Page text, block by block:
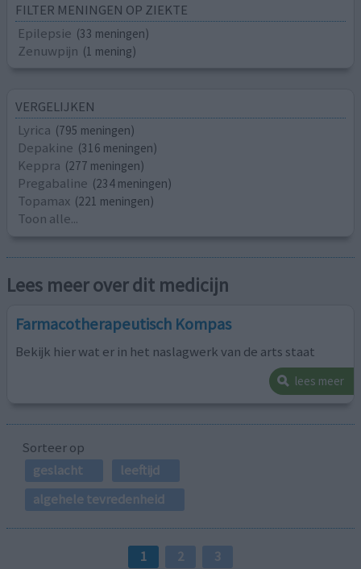
FILTER MENINGEN OP ZIEKTE
Epilepsie (33 meningen)
Zenuwpijn (1 mening)
VERGELIJKEN
Lyrica (795 meningen)
Depakine (316 meningen)
Keppra (277 meningen)
Pregabaline (234 meningen)
Topamax (221 meningen)
Toon alle...
Lees meer over dit medicijn
Farmacotherapeutisch Kompas
Bekijk hier wat er in het naslagwerk van de arts staat
lees meer
Sorteer op
geslacht
leeftijd
algehele tevredenheid
1 2 3